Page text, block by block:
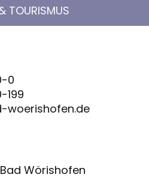
TOURISMUS
0
199
woerishofen.de
Wörishofen